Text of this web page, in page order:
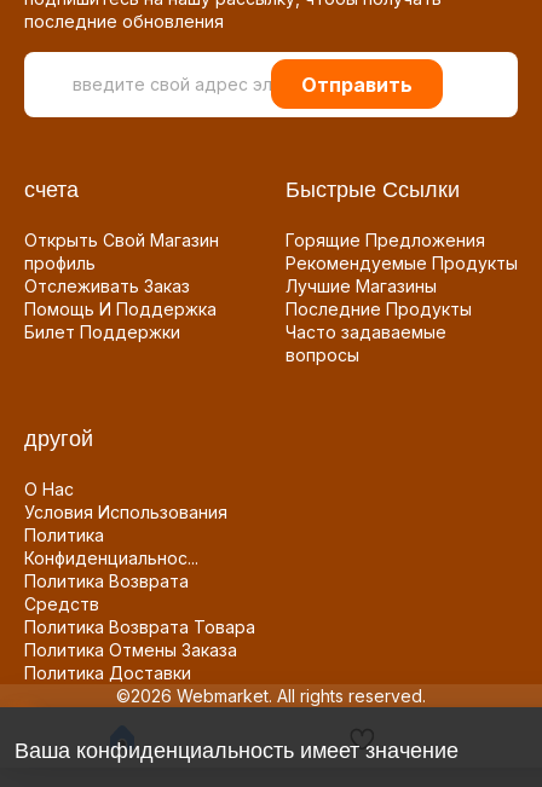
последние обновления
Отправить
счета
Открыть Свой Магазин
профиль
Отслеживать Заказ
Помощь И Поддержка
Билет Поддержки
Быстрые Ссылки
Горящие Предложения
Рекомендуемые Продукты
Лучшие Магазины
Последние Продукты
Часто задаваемые
вопросы
другой
О Нас
Условия Использования
Политика
Конфиденциальнос...
Политика Возврата
Средств
Политика Возврата Товара
Политика Отмены Заказа
Политика Доставки
©2026 Webmarket. All rights reserved.
Ваша конфиденциальность имеет значение